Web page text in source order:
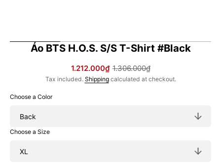
Áo BTS H.O.S. S/S T-Shirt #Black
Sale
price
1.212.000₫
Regular
price
1.306.000₫
Tax included. Shippingcalculated at checkout.
Choose a Color
Choose a Size